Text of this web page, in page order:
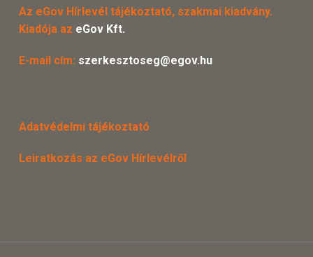
Az eGov Hírlevél tájékoztató, szakmai kiadvány.
Kiadója az eGov Kft.
E-mail cím: szerkesztoseg@egov.hu
Adatvédelmi tájékoztató
Leiratkozás az eGov Hírlevélről